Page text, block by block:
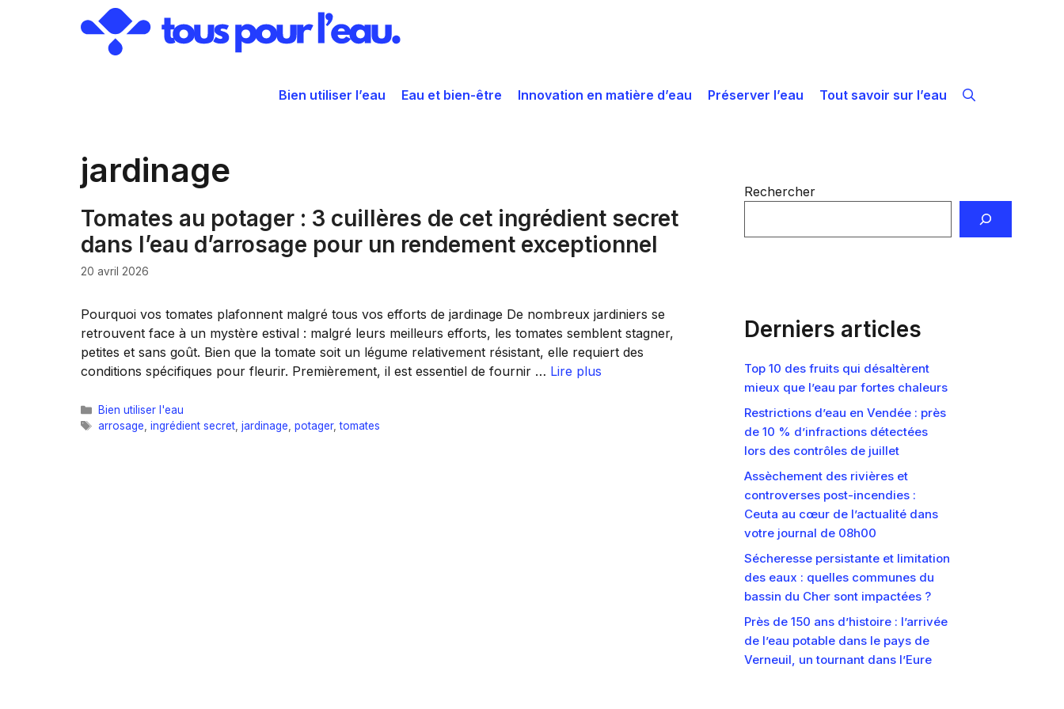
Bien utiliser l’eau Eau et bien-être Innovation en matière d’eau Préserver l’eau Tout savoir sur l’eau
jardinage
Tomates au potager : 3 cuillères de cet ingrédient secret
dans l’eau d’arrosage pour un rendement exceptionnel
20 avril 2026
Pourquoi vos tomates plafonnent malgré tous vos efforts de jardinage De nombreux jardiniers se
retrouvent face à un mystère estival : malgré leurs meilleurs efforts, les tomates semblent stagner,
petites et sans goût. Bien que la tomate soit un légume relativement résistant, elle requiert des
conditions spécifiques pour fleurir. Premièrement, il est essentiel de fournir … Lire plus
Catégories
Bien utiliser l'eau
Étiquettes
arrosage ingrédient secret, jardinage potager,tomates
Rechercher
Derniers articles
Top 10 des fruits qui désaltèrent
mieux que l’eau par fortes chaleurs
Restrictions d’eau en Vendée : près
de 10 % d’infractions détectées
lors des contrôles de juillet
Assèchement des rivières et
controverses post-incendies :
Ceuta au cœur de l’actualité dans
votre journal de 08h00
Sécheresse persistante et limitation
des eaux : quelles communes du
bassin du Cher sont impactées ?
Près de 150 ans d’histoire : l’arrivée
de l’eau potable dans le pays de
Verneuil, un tournant dans l’Eure